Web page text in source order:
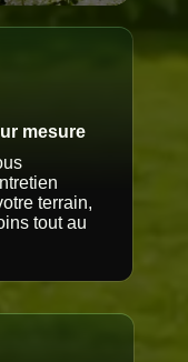
mesure
terrain,
tout au